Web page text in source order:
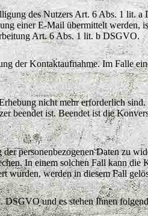
des Nutzers Art. 6 Abs. 1 lit. a
einer E-Mail übermittelt
Art. 6 Abs. 1 lit. b DSGVO.
der Kontaktaufnahme. Im Falle
nicht mehr erforderlich
ist. Beendet ist die
personenbezogenen Daten zu
In einem solchen Fall kann
wurden, werden in diesem Fall
und es stehen Ihnen